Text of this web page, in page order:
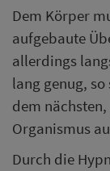
Dem Körper
aufgebaute
allerdings
lang genug,
dem
Organismus
Durch die